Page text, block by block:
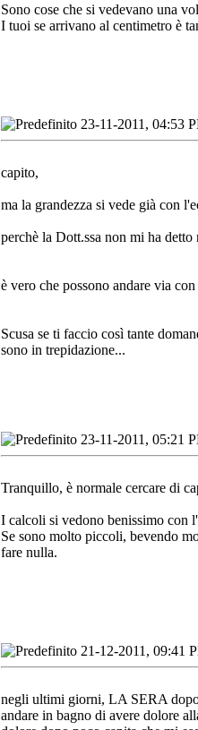
Sono cose che si vedevano una
I tuoi se arrivano al centimetro è
23-11-2011, 04:53
capito,
ma la grandezza si vede già con
perchè la Dott.ssa non mi ha
è vero che possono andare via
Scusa se ti faccio così tante
sono in trepidazione...
23-11-2011, 05:21
Tranquillo, è normale cercare di
I calcoli si vedono benissimo con
Se sono molto piccoli, bevendo
fare nulla.
21-12-2011, 09:41
negli ultimi giorni, LA SERA
andare in bagno di avere dolore